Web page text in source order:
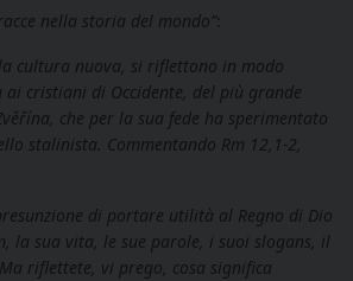
nella storia del mondo”:
cultura nuova, si riflettono in modo
cristiani di Occidente, del più grande
che per la sua fede ha sperimentato
stalinista. Commentando Rm 12,1-2,
di portare utilità al Regno di Dio
la sua vita, le sue parole, i suoi slogans, il
riflettete, vi prego, cosa significa